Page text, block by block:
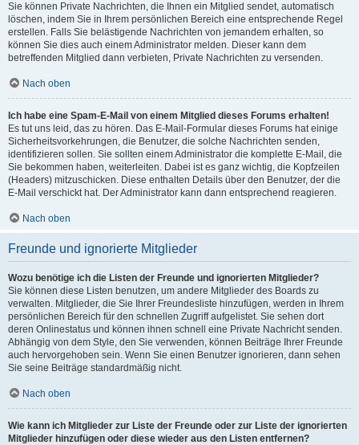
Sie können Private Nachrichten, die Ihnen ein Mitglied sendet, automatisch
löschen, indem Sie in Ihrem persönlichen Bereich eine entsprechende Regel
erstellen. Falls Sie belästigende Nachrichten von jemandem erhalten, so
können Sie dies auch einem Administrator melden. Dieser kann dem
betreffenden Mitglied dann verbieten, Private Nachrichten zu versenden.
Nach oben
Ich habe eine Spam-E-Mail von einem Mitglied dieses Forums erhalten!
Es tut uns leid, das zu hören. Das E-Mail-Formular dieses Forums hat einige
Sicherheitsvorkehrungen, die Benutzer, die solche Nachrichten senden,
identifizieren sollen. Sie sollten einem Administrator die komplette E-Mail, die
Sie bekommen haben, weiterleiten. Dabei ist es ganz wichtig, die Kopfzeilen
(Headers) mitzuschicken. Diese enthalten Details über den Benutzer, der die
E-Mail verschickt hat. Der Administrator kann dann entsprechend reagieren.
Nach oben
Freunde und ignorierte Mitglieder
Wozu benötige ich die Listen der Freunde und ignorierten Mitglieder?
Sie können diese Listen benutzen, um andere Mitglieder des Boards zu
verwalten. Mitglieder, die Sie Ihrer Freundesliste hinzufügen, werden in Ihrem
persönlichen Bereich für den schnellen Zugriff aufgelistet. Sie sehen dort
deren Onlinestatus und können ihnen schnell eine Private Nachricht senden.
Abhängig von dem Style, den Sie verwenden, können Beiträge Ihrer Freunde
auch hervorgehoben sein. Wenn Sie einen Benutzer ignorieren, dann sehen
Sie seine Beiträge standardmäßig nicht.
Nach oben
Wie kann ich Mitglieder zur Liste der Freunde oder zur Liste der ignorierten
Mitglieder hinzufügen oder diese wieder aus den Listen entfernen?